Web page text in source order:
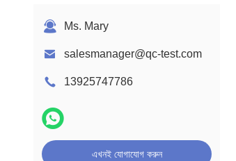
Ms. Mary
salesmanager@qc-test.com
13925747786
এখনই যোগাযোগ করুন